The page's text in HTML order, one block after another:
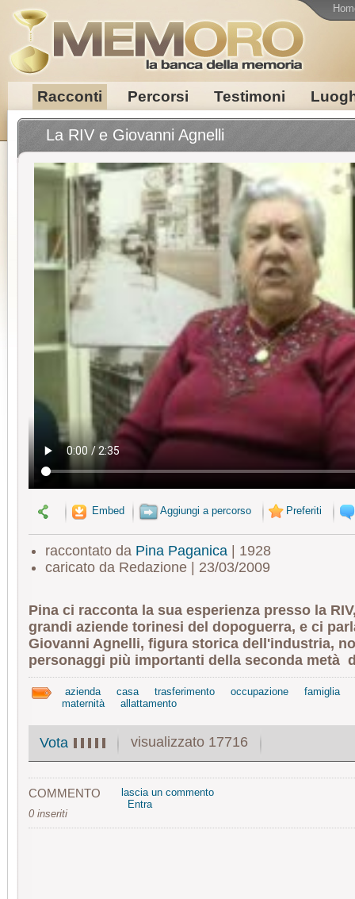
Racconti Percorsi Testimoni
La RIV e Giovanni Agnelli
Embed Aggiungi a percorso Preferiti
raccontato da Pina Paganica| 1928
caricato da Redazione | 23/03/2009
Pina ci racconta la sua esperienza presso la
grandi aziende torinesi del dopoguerra, e ci
Giovanni Agnelli, figura storica dell'industria,
personaggi più importanti della seconda metà
azienda casa trasferimento occupazione
famiglia
maternità
allattamento
Vota visualizzato 17716
COMMENTO
0 inseriti
lascia un commento
Entra